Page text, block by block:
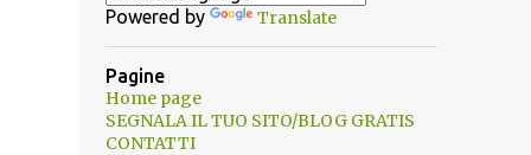
Powered by Translate
Pagine
Home page
SEGNALA IL TUO SITO/BLOG GRATIS
CONTATTI